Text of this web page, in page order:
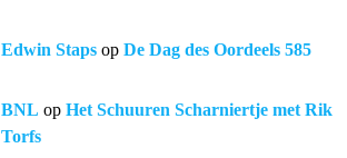
Edwin Staps op De Dag des Oordeels 585
BNL op Het Schuuren Scharniertje met Rik
Torfs